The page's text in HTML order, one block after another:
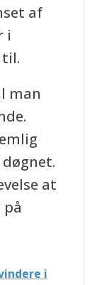
af
i
til.
man
at
i